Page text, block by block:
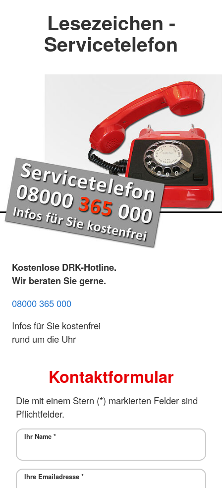
Lesezeichen -
Servicetelefon
Kostenlose DRK-Hotline.
Wir beraten Sie gerne.
08000 365 000
Infos für Sie kostenfrei
rund um die Uhr
Kontaktformular
Die mit einem Stern (*) markierten Felder sind
Pflichtfelder.
Ihr Name *
Ihre Emailadresse *